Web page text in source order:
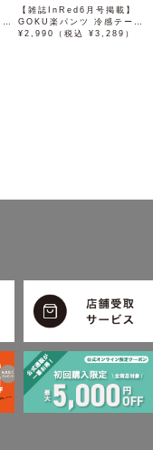
【雑誌InRed6月号掲載】
GOKU楽パンツ 冷感テーパ
ード【接触冷感】
¥2,990（税込 ¥3,289）